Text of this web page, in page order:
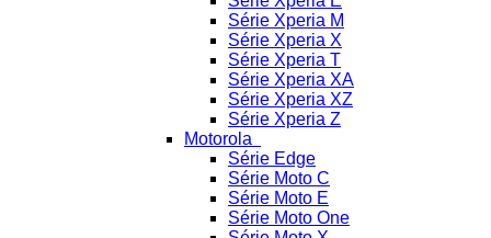
Série Xperia M
Série Xperia X
Série Xperia T
Série Xperia XA
Série Xperia XZ
Série Xperia Z
Motorola
Série Edge
Série Moto C
Série Moto E
Série Moto One